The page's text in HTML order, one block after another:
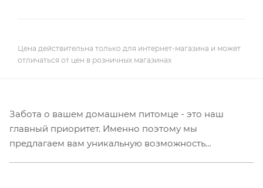
Цена действительна только для интернет-магазина и может
отличаться от цен в розничных магазинах
Забота о вашем домашнем питомце - это наш
главный приоритет. Именно поэтому мы
предлагаем вам уникальную возможность